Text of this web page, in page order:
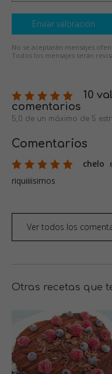
Enviar valoración
No se aceptarán mensajes
Todos los mensajes serán
10
comentarios
5,0 de un máximo de 5
Comentarios
chelo
riquiiiisimos
Ver todos los
Otras recetas que